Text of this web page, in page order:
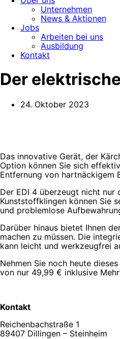
Unternehmen
News & Aktionen
Jobs
Arbeiten bei uns
Ausbildung
Kontakt
Der
24. Oktober 2023
Das innovative Gerät, der
Option können Sie sich
Entfernung von hartnäckigem
Der EDI 4 überzeugt nicht nur
Kunststoffklingen können Sie
und problemlose
Darüber hinaus bietet Ihnen
machen zu müssen. Die
kann leicht und werkzeugfrei
Nehmen Sie noch heute
von nur 49,99 € inklusive
Kontakt
Reichenbachstraße 1
89407 Dillingen – Steinheim